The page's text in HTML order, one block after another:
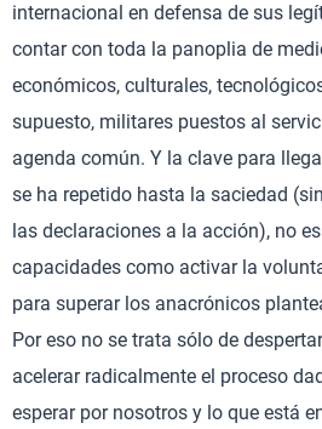
internacional en defensa de sus
contar con toda la panoplia de
económicos, culturales,
supuesto, militares puestos al
agenda común. Y la clave para
se ha repetido hasta la saciedad
las declaraciones a la acción), no
capacidades como activar la
para superar los anacrónicos
Por eso no se trata sólo de
acelerar radicalmente el proceso
esperar por nosotros y lo que está